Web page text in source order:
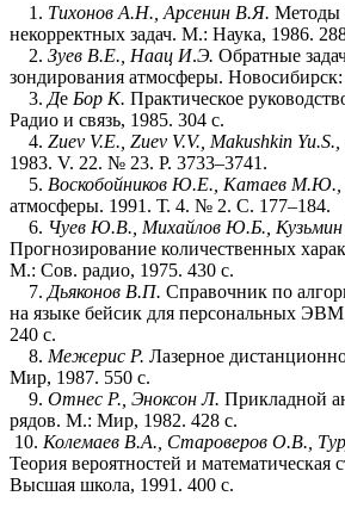
1. Тихонов А.Н., Арсенин В.Я. Методы
некорректных задач. М.: Наука, 1986.
2. Зуев В.Е., Наац И.Э. Обратные
зондирования атмосферы.
3. Де Бор К. Практическое
Радио и связь, 1985. 304 с.
4. Zuev V.E., Zuev V.V., Makushkin Yu.S.,
1983. V. 22. № 23. P. 3733–3741.
5. Воскобойников Ю.Е., Катаев М.Ю.,
атмосферы. 1991. Т. 4. № 2. С. 177–184.
6. Чуев Ю.В., Михайлов Ю.Б.,
Прогнозирование количественных
М.: Сов. радио, 1975. 430 с.
7. Дьяконов В.П. Справочник по
на языке бейсик для персональных
240 с.
8. Межерис Р. Лазерное
Мир, 1987. 550 с.
9. Отнес Р., Эноксон Л. Прикладной
рядов. М.: Мир, 1982. 428 с.
10. Колемаев В.А., Староверов О.В.,
Теория вероятностей и математическая
Высшая школа, 1991. 400 с.